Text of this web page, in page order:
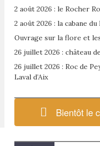
2 août 2026 : le Rocher
2 août 2026 : la cabane du
Ouvrage sur la flore et
26 juillet 2026 : château
26 juillet 2026 : Roc de
Laval d’Aix
Bientôt le